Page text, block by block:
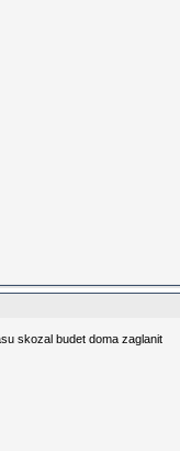
skozal budet doma zaglanit